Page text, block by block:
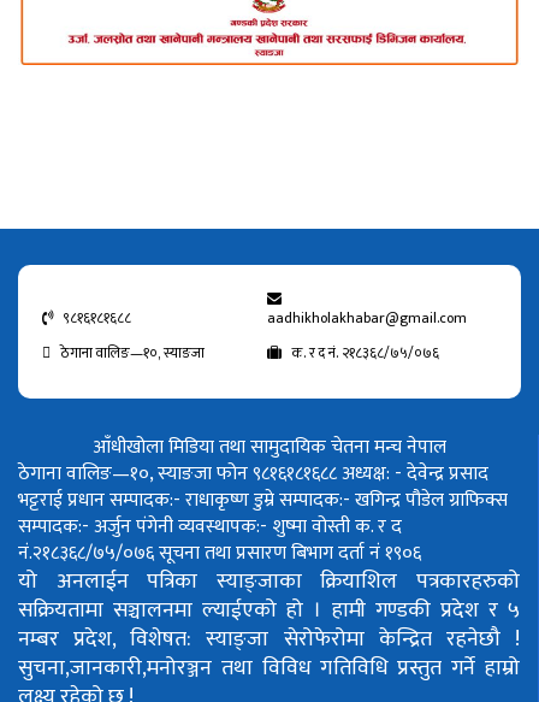
९८१६१८१६८८
aadhikholakhabar@gmail.com
ठेगाना वालिङ—१०, स्याङजा
क. र द नं. २१८३६८/७५/०७६
आँधीखोला मिडिया तथा सामुदायिक चेतना मन्च नेपाल
ठेगाना वालिङ—१०, स्याङजा फोन ९८१६१८१६८८अध्यक्ष: - देवेन्द्र प्रसाद
भट्टराईप्रधान सम्पादक:- राधाकृष्ण डुम्रेसम्पादक:- खगिन्द्र पौडेलग्राफिक्स
सम्पादक:- अर्जुन पंगेनीव्यवस्थापक:- शुष्मा वोस्तीक. र द
नं.२१८३६८/७५/०७६सूचना तथा प्रसारण बिभाग दर्ता नं १९०६
यो अनलाईन पत्रिका स्याङ्जाका क्रियाशिल पत्रकारहरुको
सक्रियतामा सञ्चालनमा ल्याईएको हो । हामी गण्डकी प्रदेश र ५
नम्बर प्रदेश, विशेषत: स्याङ्जा सेरोफेरोमा केन्द्रित रहनेछौ !
सुचना,जानकारी,मनोरञ्जन तथा विविध गतिविधि प्रस्तुत गर्ने हाम्रो